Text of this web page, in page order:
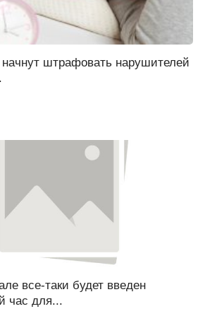
штрафовать нарушителей
все-таки будет введен
час для...